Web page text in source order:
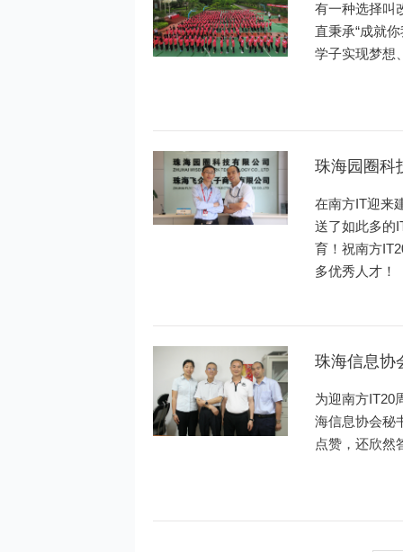
有一种选择叫
直秉承“成就
学子实现梦想
珠海园圈科
在南方IT迎来
送了如此多的
育！祝南方
多优秀人才！
珠海信息协
为迎南方IT20
海信息协会秘
点赞，还欣然